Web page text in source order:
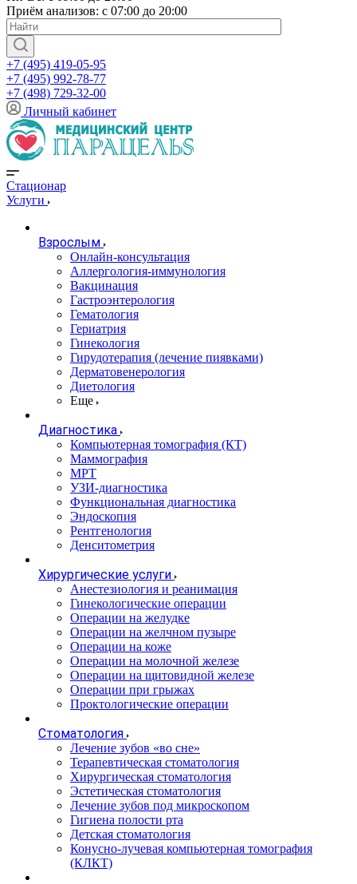
Приём анализов: с 07:00 до 20:00
+7 (495) 419-05-95
+7 (495) 992-78-77
+7 (498) 729-32-00
Личный кабинет
Стационар
Услуги
Взрослым
Онлайн-консультация
Аллергология-иммунология
Вакцинация
Гастроэнтерология
Гематология
Гериатрия
Гинекология
Гирудотерапия (лечение пиявками)
Дерматовенерология
Диетология
Еще
Диагностика
Компьютерная томография (КТ)
Маммография
МРТ
УЗИ-диагностика
Функциональная диагностика
Эндоскопия
Рентгенология
Денситометрия
Хирургические услуги
Анестезиология и реанимация
Гинекологические операции
Операции на желудке
Операции на желчном пузыре
Операции на коже
Операции на молочной железе
Операции на щитовидной железе
Операции при грыжах
Проктологические операции
Стоматология
Лечение зубов «во сне»
Терапевтическая стоматология
Хирургическая стоматология
Эстетическая стоматология
Лечение зубов под микроскопом
Гигиена полости рта
Детская стоматология
Конусно-лучевая компьютерная томография
(КЛКТ)